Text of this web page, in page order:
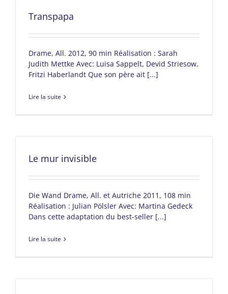
Transpapa
Drame, All. 2012, 90 min Réalisation : Sarah
Judith Mettke Avec: Luisa Sappelt, Devid Striesow,
Fritzi Haberlandt Que son père ait [...]
Lire la suite
Le mur invisible
Die Wand Drame, All. et Autriche 2011, 108 min
Réalisation : Julian Pölsler Avec: Martina Gedeck
Dans cette adaptation du best-seller [...]
Lire la suite